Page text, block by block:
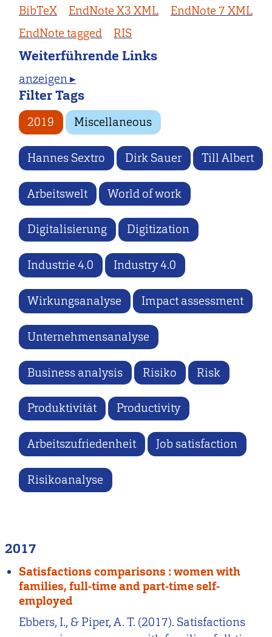
BibTeX EndNote X3 XML
EndNote 7 XML
EndNote tagged
RIS
Weiterführende Links
anzeigen ▸
Filter Tags
2019 Miscellaneous
Hannes Sextro Dirk Sauer Till Albert
Arbeitswelt World of work
Digitalisierung Digitization
Industrie 4.0 Industry 4.0
Wirkungsanalyse Impact assessment
Unternehmensanalyse
Business analysis Risiko Risk
Produktivität Productivity
Arbeitszufriedenheit Job satisfaction
Risikoanalyse
2017
Satisfactions comparisons : women with
families, full-time and part-time self-
employed
Ebbers, I., & Piper, A. T. (2017). Satisfactions